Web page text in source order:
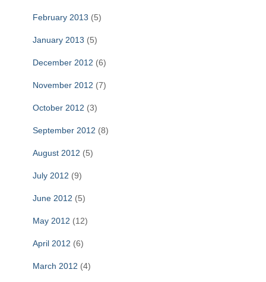
February 2013 (5)
January 2013 (5)
December 2012 (6)
November 2012 (7)
October 2012 (3)
September 2012 (8)
August 2012 (5)
July 2012 (9)
June 2012 (5)
May 2012 (12)
April 2012 (6)
March 2012 (4)